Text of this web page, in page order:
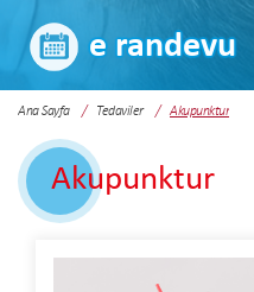
e randevu
Ana Sayfa Tedaviler Akupunktur
Akupunktur